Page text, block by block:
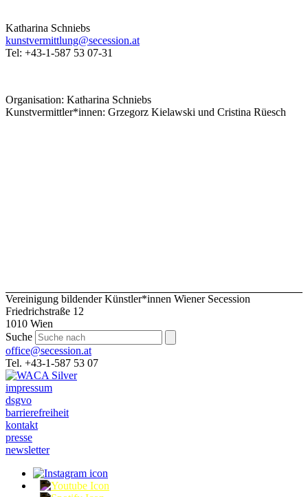
Katharina Schniebs
kunstvermittlung@secession.at
Tel: +43-1-587 53 07-31
Organisation: Katharina Schniebs
Kunstvermittler*innen: Grzegorz Kielawski und Cristina Rüesch
Vereinigung bildender Künstler*innen Wiener Secession
Friedrichstraße 12
1010 Wien
Suche
office@secession.at
Tel. +43-1-587 53 07
impressum
dsgvo
barrierefreiheit
kontakt
presse
newsletter